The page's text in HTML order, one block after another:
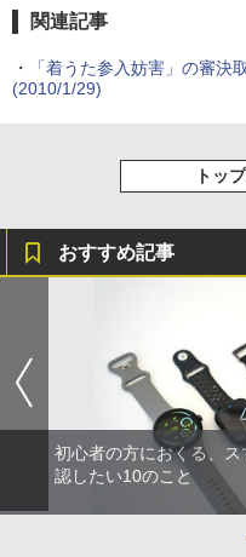
関連記事
・
「着うた参入妨害」の審決
(2010/1/29)
トッ
おすすめ記事
初心者の方におくる、
認したい10のこと